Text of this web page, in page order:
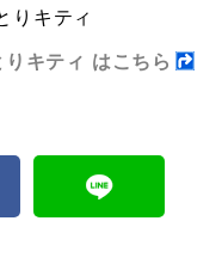
りキティ
りキティ はこちら